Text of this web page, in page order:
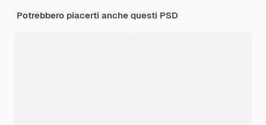
Potrebbero piacerti anche questi PSD